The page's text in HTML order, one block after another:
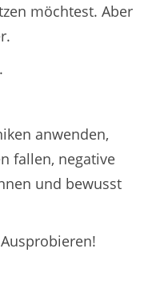
möchtest. Aber
anwenden,
fallen, negative
und bewusst